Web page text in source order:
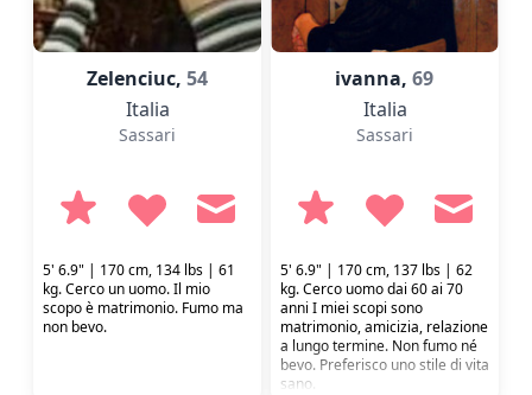
Zelenciuc, 54
Italia
Sassari
5' 6.9" | 170 cm, 134 lbs | 61
kg. Cerco un uomo. Il mio
scopo è matrimonio. Fumo ma
non bevo.
ivanna,69
Italia
Sassari
5' 6.9" | 170 cm, 137 lbs | 62
kg. Cerco uomo dai 60 ai 70
anni I miei scopi sono
matrimonio, amicizia, relazione
a lungo termine. Non fumo né
bevo. Preferisco uno stile di vita
sano.